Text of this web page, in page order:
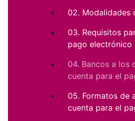
02. Modalidades
03. Requisitos
pago electrónico
04. Bancos a los
cuenta para el
05. Formatos de
cuenta para el